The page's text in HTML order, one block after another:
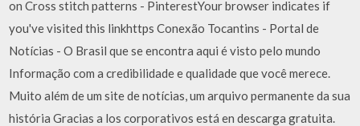
on Cross stitch patterns - PinterestYour browser indicates if
you've visited this linkhttps Conexão Tocantins - Portal de
Notícias - O Brasil que se encontra aqui é visto pelo mundo
Informação com a credibilidade e qualidade que você merece.
Muito além de um site de notícias, um arquivo permanente da sua
história Gracias a los corporativos está en descarga gratuita.